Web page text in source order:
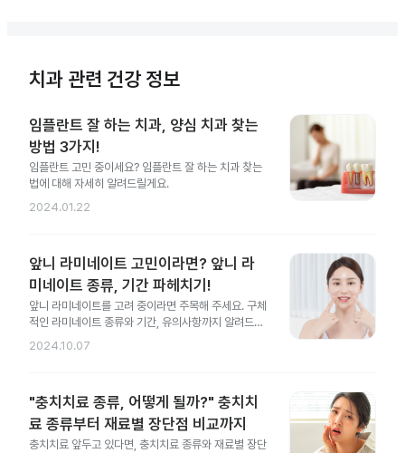
치과 관련 건강 정보
임플란트 잘 하는 치과, 양심 치과 찾는
방법 3가지!
임플란트 고민 중이세요? 임플란트 잘 하는 치과 찾는
법에 대해 자세히 알려드릴게요.
2024.01.22
앞니 라미네이트 고민이라면? 앞니 라
미네이트 종류, 기간 파헤치기!
앞니 라미네이트를 고려 중이라면 주목해 주세요. 구체
적인 라미네이트 종류와 기간, 유의사항까지 알려드릴
게요.
2024.10.07
"충치치료 종류, 어떻게 될까?" 충치치
료 종류부터 재료별 장단점 비교까지
충치치료 앞두고 있다면, 충치치료 종류와 재료별 장단